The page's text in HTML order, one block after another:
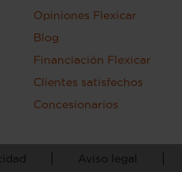
Opiniones Flexicar
Blog
Financiación Flexicar
Clientes satisfechos
Concesionarios
Aviso legal